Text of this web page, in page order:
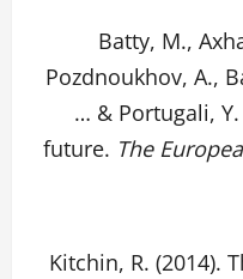
Batty, M.,
Pozdnoukhov, A.,
… & Portugali,
future. The
Kitchin, R. (2014).